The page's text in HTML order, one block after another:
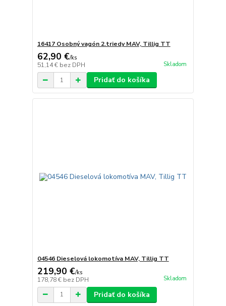
16417 Osobný vagón 2.triedy MAV, Tillig TT
62,90 €/ks
51,14 € bez DPH Skladom
Pridať do košíka
04546 Dieselová lokomotíva MAV, Tillig TT
219,90 €/ks
178,78 € bez DPH Skladom
Pridať do košíka